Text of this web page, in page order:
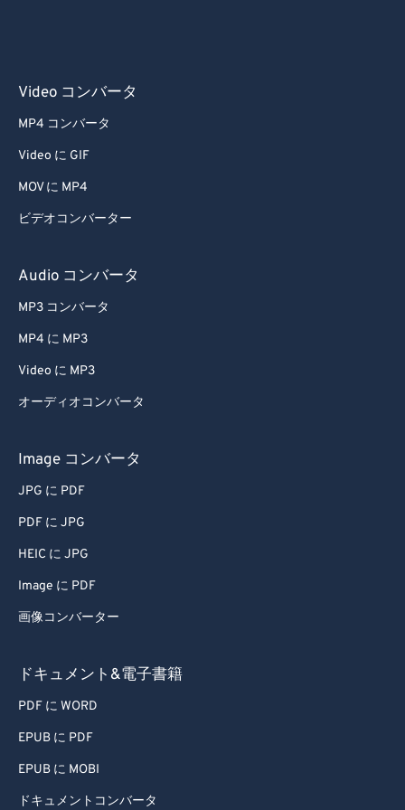
Video コンバータ
MP4 コンバータ
Video に GIF
MOV に MP4
ビデオコンバーター
Audio コンバータ
MP3 コンバータ
MP4 に MP3
Video に MP3
オーディオコンバータ
Image コンバータ
JPG に PDF
PDF に JPG
HEIC に JPG
Image に PDF
画像コンバーター
ドキュメント&電子書籍
PDF に WORD
EPUB に PDF
EPUB に MOBI
ドキュメントコンバータ